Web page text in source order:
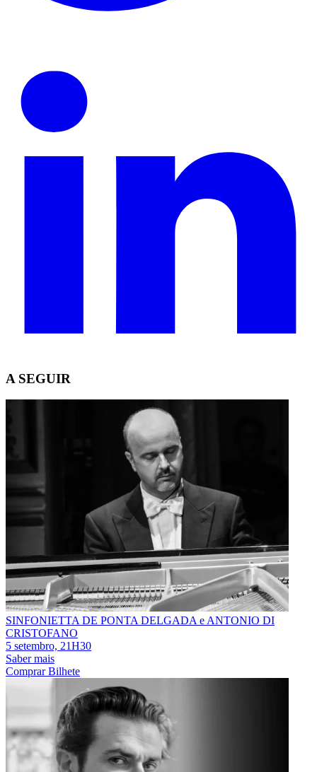
A SEGUIR
SINFONIETTA DE PONTA DELGADA e ANTONIO DI
CRISTOFANO
5 setembro, 21H30
Saber mais
Comprar Bilhete